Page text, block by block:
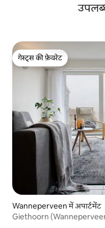
गेस्ट्स की फ़ेवरेट
गेस्ट्स की फ़ेवरेट
Wanneperveen में अपार्टमेंट
Giethoorn